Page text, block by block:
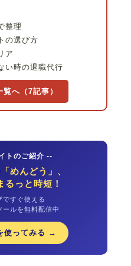
整理
の選び方
ア
い時の退職代行
へ（7記事）
トのご紹介 --
めんどう」、
るっと時短！
ですぐ使える
ールを無料配信中
使ってみる →